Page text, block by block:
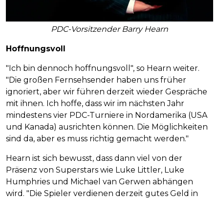
PDC-Vorsitzender Barry Hearn
Hoffnungsvoll
"Ich bin dennoch hoffnungsvoll", so Hearn weiter.
"Die großen Fernsehsender haben uns früher
ignoriert, aber wir führen derzeit wieder Gespräche
mit ihnen. Ich hoffe, dass wir im nächsten Jahr
mindestens vier PDC-Turniere in Nordamerika (USA
und Kanada) ausrichten können. Die Möglichkeiten
sind da, aber es muss richtig gemacht werden."
Hearn ist sich bewusst, dass dann viel von der
Präsenz von Superstars wie Luke Littler, Luke
Humphries und Michael van Gerwen abhängen
wird. "Die Spieler verdienen derzeit gutes Geld in